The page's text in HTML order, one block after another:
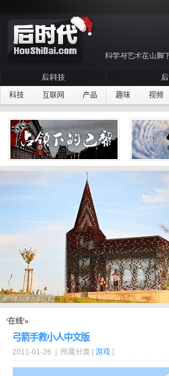
科技 互联网 产品 趣味 视频
‘在线’»
弓箭手救小人中文版
2011-01-26 | 所属分类 [ 游戏 ]